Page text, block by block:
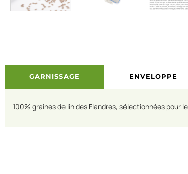
GARNISSAGE ENVELOPPE
100% graines de lin des Flandres, sélectionnées pour